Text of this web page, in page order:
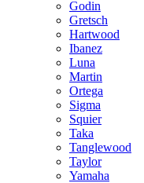
Godin
Gretsch
Hartwood
Ibanez
Luna
Martin
Ortega
Sigma
Squier
Taka
Tanglewood
Taylor
Yamaha